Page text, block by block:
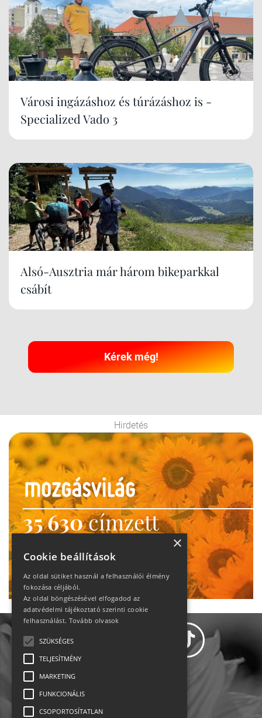
Városi ingázáshoz és túrázáshoz is -
Specialized Vado 3
Alsó-Ausztria már három bikeparkkal
csábít
Kérek még!
Hirdetés
35 630címzett
heti motiváció
Ne maradj le!
Állásajánlatok
×
Cookie beállítások
Az oldal sütiket használ a felhasználói élmény
fokozása céljából.
Az oldal böngészésével elfogadod az
adatvédelmi tájékoztató szerinti cookie
felhasználást. Tovább olvasok
SZÜKSÉGES
TELJESÍTMÉNY
MARKETING
FUNKCIONÁLIS
CSOPORTOSÍTATLAN